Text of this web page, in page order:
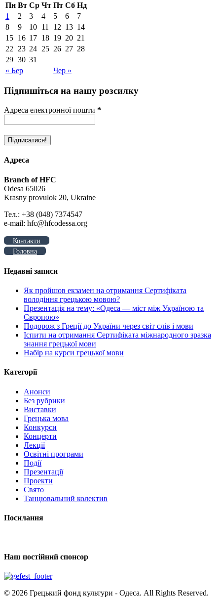
Пн Вт Ср Чт Пт Сб Нд
« Бер Чер »
1 2 3 4 5 6
7
8
9 10 11 12 13 14
15 16 17 18 19 20 21
22
23 24 25 26 27 28
29 30 31
Підпишіться на нашу розсилку
Адреса електронної пошти *
Адреса
Branch of HFC
Odesa 65026
Krasny provulok 20, Ukraine
Тел.: +38 (048) 7374547
e-mail: hfc@hfcodessa.org
Контакти
Головна
Недавні записи
Як пройшов екзамен на отримання Сертифіката
володіння грецькою мовою?
Презентація на тему: «Одеса — міст між Україною та
Європою»
Подорож з Греції до України через світ слів і мови
Іспити на отримання Сертифіката міжнародного зразка
знання грецької мови
Набір на курси грецької мови
Категорії
Анонси
Без рубрики
Виставки
Грецька мова
Конкурси
Концерти
Лекції
Освітні програми
Події
Презентації
Проекти
Свято
Танцювальний колектив
Посилання
Наш постійний спонсор
© 2026 Грецький фонд культури - Одеса. All Rights Reserved.